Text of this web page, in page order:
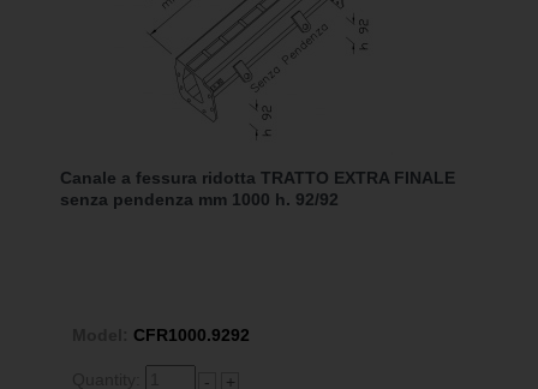
Canale a fessura ridotta TRATTO EXTRA FINALE
senza pendenza mm 1000 h. 92/92
CFR1000.9292
- +